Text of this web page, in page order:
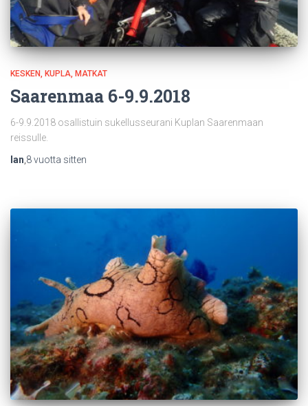
KESKEN KUPLA MATKAT
Saarenmaa 6-9.9.2018
6-9.9.2018 osallistuin sukellusseurani Kuplan Saarenmaan
reissulle.
Ian 8 vuotta sitten